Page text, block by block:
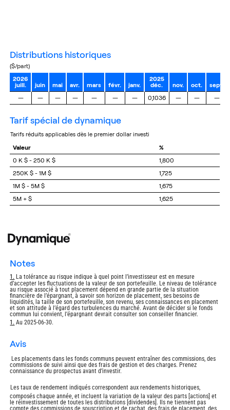
distributions historiques
($/part)
2026
juill.
juin mai avr. mars févr. janv.
2025
déc.
nov. oct.
sept.
—
— — — — — — 0,1036 — — —
tarif spécial de dynamique
tarifs réduits applicables dès le premier dollar investi
Valeur
%
0 K $ - 250 K $
1,800
250K $ - 1M $
1,725
1M $ - 5M $
1,675
5M + $
1,625
notes
Return
to
footnote
1. La tolérance au risque indique à quel point l’investisseur est en mesure
d’accepter les fluctuations de la valeur de son portefeuille. Le niveau de tolérance
au risque associé à tout placement dépend en grande partie de la situation
financière de l’épargnant, à savoir son horizon de placement, ses besoins de
liquidités, la taille de son portefeuille, son revenu, ses connaissances en placement
et son attitude à l’égard des turbulences du marché. Avant de décider si le fonds
commun lui convient, l’épargnant devrait consulter son conseiller financier.
Return
1. Au 2025-06-30.
avis
Les placements dans les fonds communs peuvent entraîner des commissions, des
commissions de suivi ainsi que des frais de gestion et des charges. Prenez
connaissance du prospectus avant d’investir.
Les taux de rendement indiqués correspondent aux rendements historiques,
composés chaque année, et incluent la variation de la valeur des parts [actions] et
le réinvestissement de toutes les distributions [dividendes]. Ils ne tiennent pas